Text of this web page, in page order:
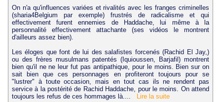
On n'a qu'influences variées et rivalités avec les franges criminelles
(sharia4Belgium par exemple) frustrés de radicalisme et qui
effectivement furent ennemies de Haddache, lui même à la
personnalité effectivement attachante (ses vidéos le montrent
d'ailleurs assez bien).
Les éloges que font de lui des salafistes forcenés (Rachid El Jay,)
ou des frères musulmans patentés (Iquioussen, Barjafil) montrent
bien qu'il ne ne leur fut pas antipathique, pour le moins. Bien sur on
sait bien que ces personnages en profiteront toujours pour se
"lustrer" à toute occasion, mais en tout cas ils ne rendent pas
service à la postérité de Rachid Haddache, pour le moins. On attend
toujours les refus de ces hommages là....
Lire la suite